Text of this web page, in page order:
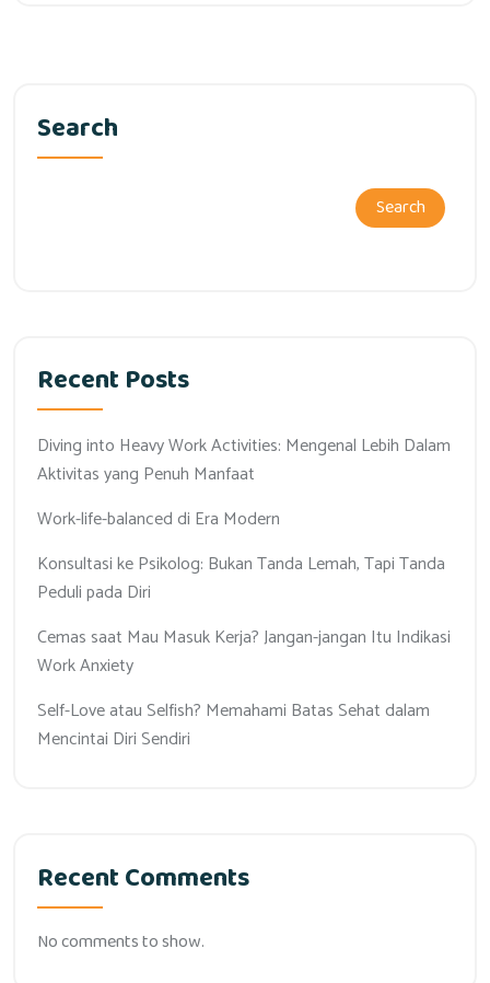
Search
Search
Recent Posts
Diving into Heavy Work Activities: Mengenal Lebih Dalam
Aktivitas yang Penuh Manfaat
Work-life-balanced di Era Modern
Konsultasi ke Psikolog: Bukan Tanda Lemah, Tapi Tanda
Peduli pada Diri
Cemas saat Mau Masuk Kerja? Jangan-jangan Itu Indikasi
Work Anxiety
Self-Love atau Selfish? Memahami Batas Sehat dalam
Mencintai Diri Sendiri
Recent Comments
No comments to show.